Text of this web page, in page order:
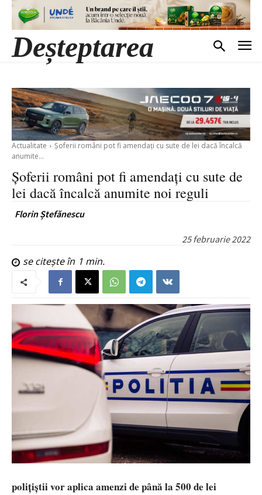
Deșteptarea
Actualitate
Șoferii români pot fi amendați cu sute de lei dacă încalcă
anumite...
Șoferii români pot fi amendați cu sute de
lei dacă încalcă anumite noi reguli
Florin Ștefănescu
25 februarie 2022
se citește în 1 min.
polițiștii vor aplica amenzi de până la 500 de lei